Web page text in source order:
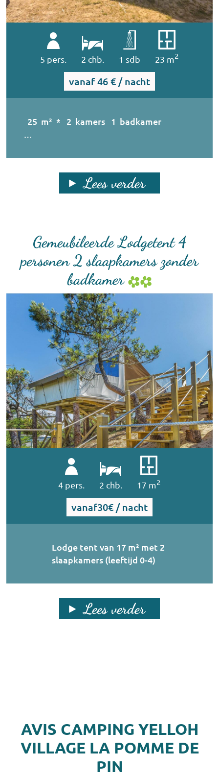
5 pers. 2 chb. 1 sdb 23 m2
vanaf46 € / nacht
25 m² * 2 kamers 1 badkamer
…
Lees verder
Gemeubileerde Lodgetent 4
personen 2 slaapkamers zonder
badkamer
4 pers. 2 chb. 17 m2
vanaf30€ / nacht
Lodge tent van 17 m² met 2
slaapkamers (leeftijd 0-4)
Lees verder
AVIS CAMPING YELLOH
VILLAGE LA POMME DE
PIN